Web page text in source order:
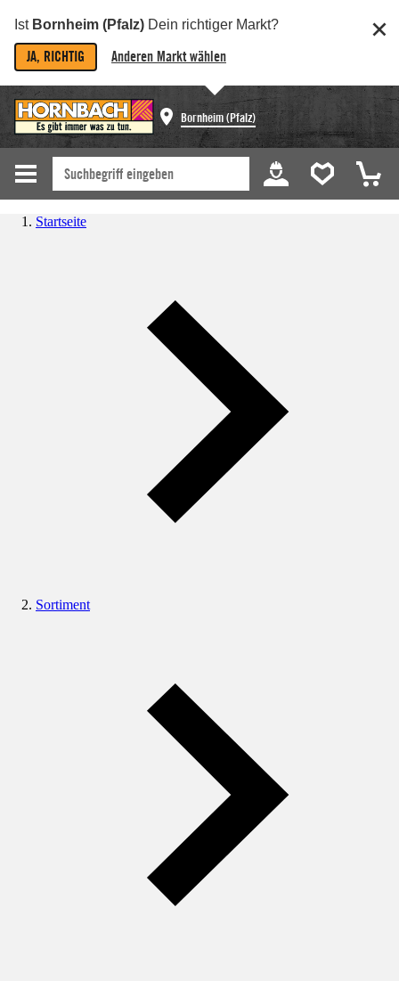
Ist Bornheim (Pfalz) Dein richtiger Markt?
JA, RICHTIG Anderen Markt wählen
Bornheim (Pfalz)
Startseite
Sortiment